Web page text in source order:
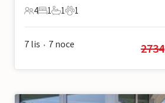
4 Goście
4
1 Sypialnia
1
1 Łazienka
1
1 Zwierzę domowe
1
7 lis • 7 noce 2734